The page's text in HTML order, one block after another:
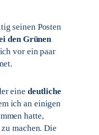
seinen Posten
den Grünen
vor ein paar
eine deutliche
ich an einigen
hatte,
machen. Die